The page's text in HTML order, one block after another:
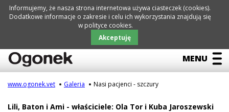
NIEZBĘDNIK
MENU
www.ogonek.vet Galeria Nasi pacjenci - szczury
Lili, Baton i Ami - właściciele: Ola Tor i Kuba Jaroszewski
Pomiń
Informujemy, że nasza strona internetowa używa ciasteczek (cookies).
Dodatkowe informacje o zakresie i celu ich wykorzystania znajdują się
w polityce cookies.
Akceptuję